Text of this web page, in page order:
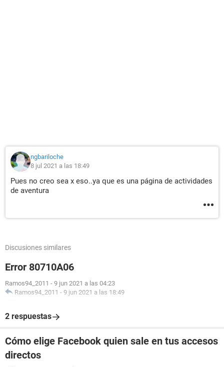
ngbariloche
8 jul 2021 a las 18:49
Pues no creo sea x eso..ya que es una página de actividades
de aventura
Discusiones similares
Error 80710A06
Ramos94_2011 - 9 jun 2021 a las 04:23
Ramos94_2011 - 9 jun 2021 a las 18:49
2 respuestas
Cómo elige Facebook quien sale en tus accesos
directos